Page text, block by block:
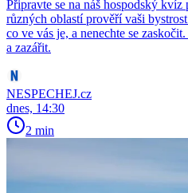
Připravte se na náš hospodský
různých oblastí prověří vaši
co ve vás je, a nenechte se
a zazářit.
NESPECHEJ.cz
dnes, 14:30
2 min